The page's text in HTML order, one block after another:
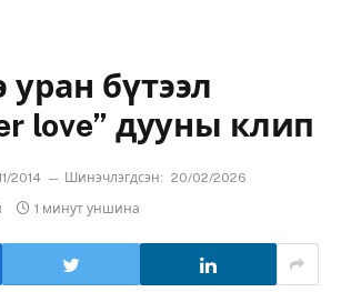
бүтээл
love” дууны клип
2014 Шинэчлэгдсэн: 20/02/2026
1 минут уншина